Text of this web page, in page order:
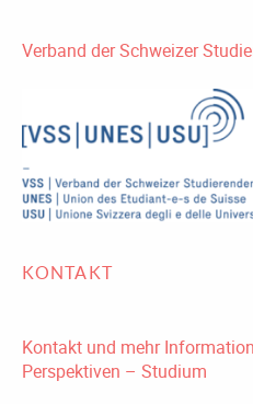
Verband der Schweizer
KONTAKT
Kontakt und mehr
Perspektiven – Studium